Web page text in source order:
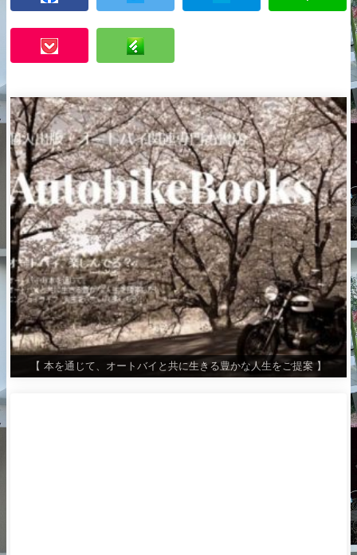
【 本を通じて、オートバイと共に生きる豊かな人生をご提案 】